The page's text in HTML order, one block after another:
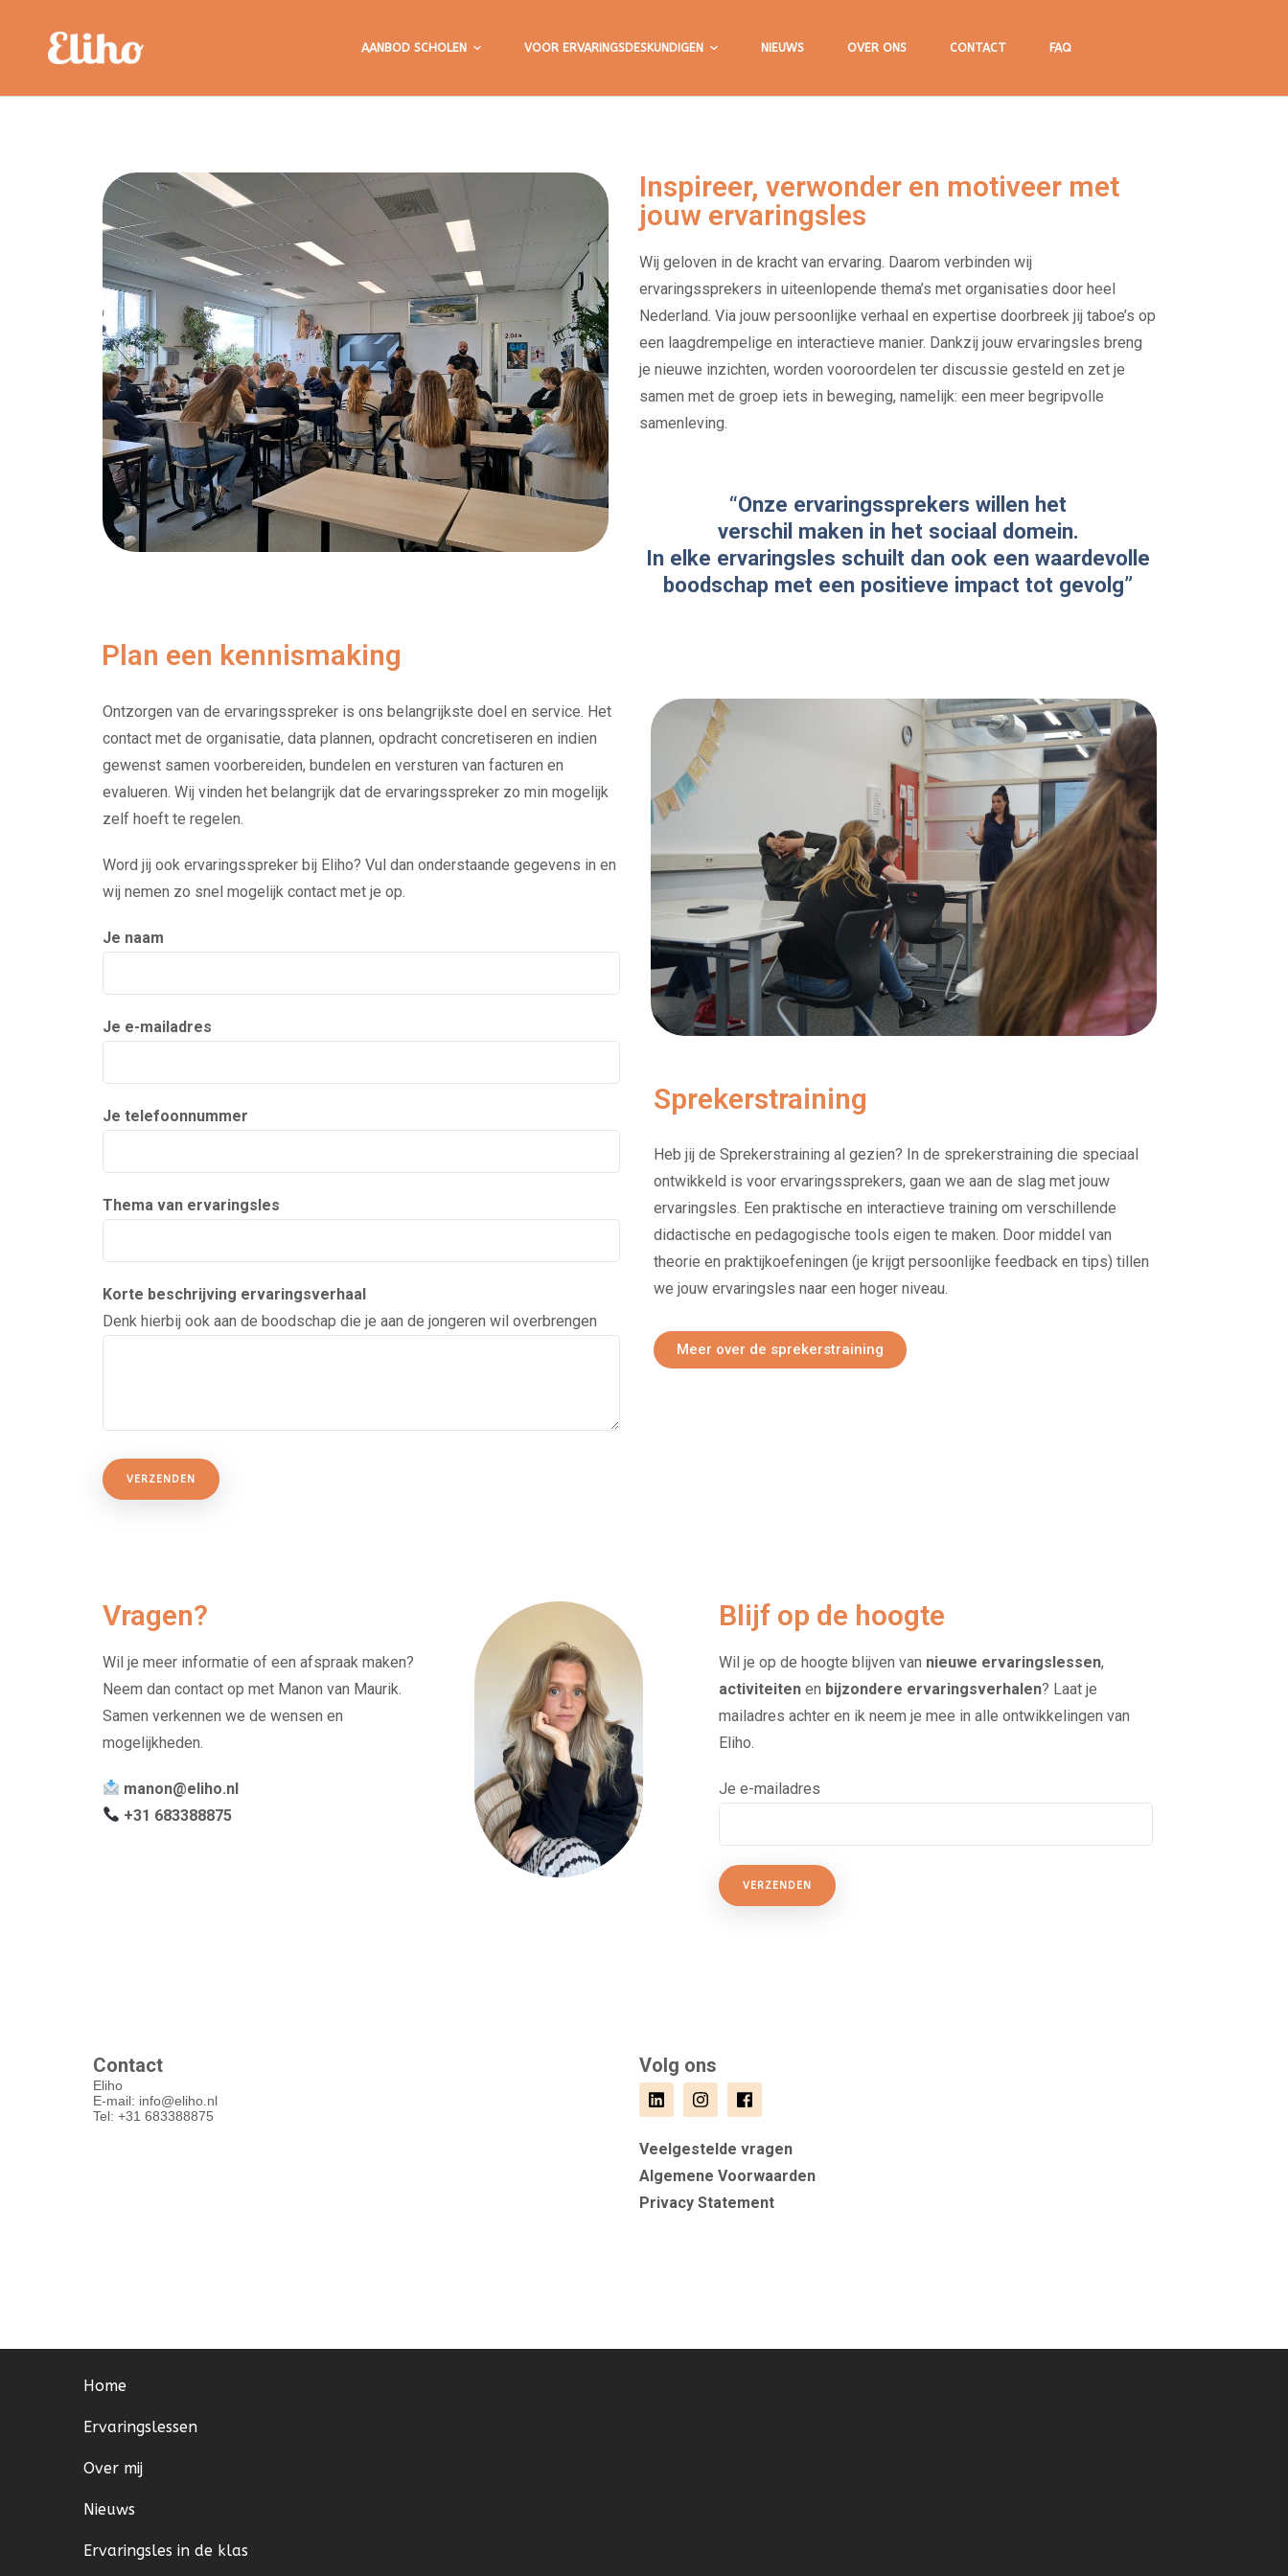
Eliho AANBOD SCHOLEN VOOR ERVARINGSDESKUNDIGEN NIEUWS OVER ONS CONTACT FAQ
Inspireer, verwonder en motiveer met
jouw ervaringsles
Wij geloven in de kracht van ervaring. Daarom verbinden wij
ervaringssprekers in uiteenlopende thema’s met organisaties door heel
Nederland. Via jouw persoonlijke verhaal en expertise doorbreek jij taboe’s op
een laagdrempelige en interactieve manier. Dankzij jouw ervaringsles breng
je nieuwe inzichten, worden vooroordelen ter discussie gesteld en zet je
samen met de groep iets in beweging, namelijk: een meer begripvolle
samenleving.
“Onze ervaringssprekers willen het
verschil maken in het sociaal domein.
In elke ervaringsles schuilt dan ook een waardevolle
boodschap met een positieve impact tot gevolg”
Plan een kennismaking
Ontzorgen van de ervaringsspreker is ons belangrijkste doel en service. Het
contact met de organisatie, data plannen, opdracht concretiseren en indien
gewenst samen voorbereiden, bundelen en versturen van facturen en
evalueren. Wij vinden het belangrijk dat de ervaringsspreker zo min mogelijk
zelf hoeft te regelen.
Word jij ook ervaringsspreker bij Eliho? Vul dan onderstaande gegevens in en
wij nemen zo snel mogelijk contact met je op.
Je naam
Je e-mailadres
Je telefoonnummer
Thema van ervaringsles
Korte beschrijving ervaringsverhaal
Denk hierbij ook aan de boodschap die je aan de jongeren wil overbrengen
Sprekerstraining
Heb jij de Sprekerstraining al gezien? In de sprekerstraining die speciaal
ontwikkeld is voor ervaringssprekers, gaan we aan de slag met jouw
ervaringsles. Een praktische en interactieve training om verschillende
didactische en pedagogische tools eigen te maken. Door middel van
theorie en praktijkoefeningen (je krijgt persoonlijke feedback en tips) tillen
we jouw ervaringsles naar een hoger niveau.
Meer over de sprekerstraining
Vragen?
Wil je meer informatie of een afspraak maken?
Neem dan contact op met Manon van Maurik.
Samen verkennen we de wensen en
mogelijkheden.
manon@eliho.nl
+31 683388875
Blijf op de hoogte​
Wil je op de hoogte blijven van nieuwe ervaringslessen,
activiteiten en bijzondere ervaringsverhalen? Laat je
mailadres achter en ik neem je mee in alle ontwikkelingen van
Eliho.
Je e-mailadres
Contact
Eliho
E-mail: info@eliho.nl
Tel: +31 683388875
Volg ons
Veelgestelde vragen
Algemene Voorwaarden
Privacy Statement
Home
Ervaringslessen
Over mij
Nieuws
Ervaringsles in de klas